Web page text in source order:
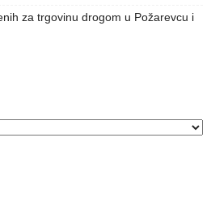
za trgovinu drogom u Požarevcu i